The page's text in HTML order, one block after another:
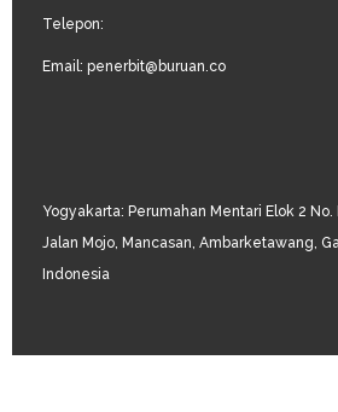
Telepon:
Email: penerbit@buruan.co
Yogyakarta: Perumahan Mentari Elok 2 No.
Jalan Mojo, Mancasan, Ambarketawang,
Indonesia